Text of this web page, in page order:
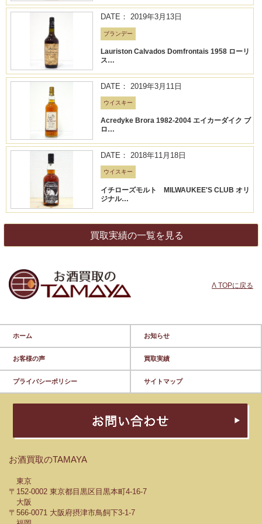
DATE： 2019年3月13日
ブランデー
Lauriston Calvados Domfrontais 1958 ローリ
ス…
DATE： 2019年3月11日
ウイスキー
Acredyke Brora 1982-2004 エイカーダイク ブ
ロ…
DATE： 2018年11月18日
ウイスキー
イチローズモルト MILWAUKEE'S CLUB オリ
ジナル…
買取実績の一覧を見る
Λ TOPに戻る
ホーム お知らせ
お客様の声 買取実績
プライバシーポリシー サイトマップ
お酒買取のTAMAYA
東京
〒152-0002 東京都目黒区目黒本町4-16-7
大阪
〒566-0071 大阪府摂津市鳥飼下3-1-7